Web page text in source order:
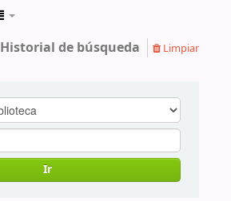
Historial de búsqueda Limpiar
Ir